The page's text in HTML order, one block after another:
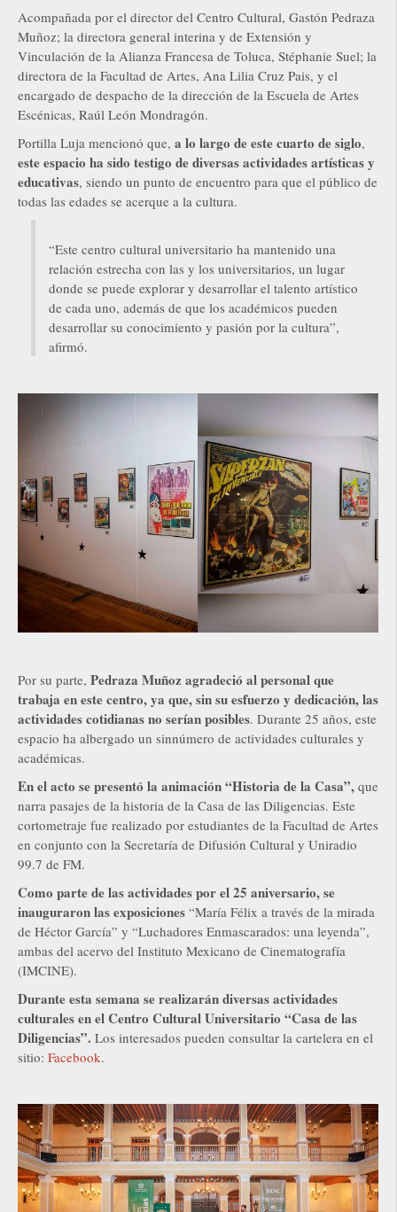
Acompañada por el director del Centro Cultural, Gastón Pedraza
Muñoz; la directora general interina y de Extensión y
Vinculación de la Alianza Francesa de Toluca, Stéphanie Suel; la
directora de la Facultad de Artes, Ana Lilia Cruz Pais, y el
encargado de despacho de la dirección de la Escuela de Artes
Escénicas, Raúl León Mondragón.
Portilla Luja mencionó que, a lo largo de este cuarto de siglo,
este espacio ha sido testigo de diversas actividades artísticas y
educativas, siendo un punto de encuentro para que el público de
todas las edades se acerque a la cultura.
“Este centro cultural universitario ha mantenido una
relación estrecha con las y los universitarios, un lugar
donde se puede explorar y desarrollar el talento artístico
de cada uno, además de que los académicos pueden
desarrollar su conocimiento y pasión por la cultura”,
afirmó.
Por su parte, Pedraza Muñoz agradeció al personal que
trabaja en este centro, ya que, sin su esfuerzo y dedicación, las
actividades cotidianas no serían posibles. Durante 25 años, este
espacio ha albergado un sinnúmero de actividades culturales y
académicas.
En el acto se presentó la animación “Historia de la Casa”, que
narra pasajes de la historia de la Casa de las Diligencias. Este
cortometraje fue realizado por estudiantes de la Facultad de Artes
en conjunto con la Secretaría de Difusión Cultural y Uniradio
99.7 de FM.
Como parte de las actividades por el 25 aniversario, se
inauguraron las exposiciones “María Félix a través de la mirada
de Héctor García” y “Luchadores Enmascarados: una leyenda”,
ambas del acervo del Instituto Mexicano de Cinematografía
(IMCINE).
Durante esta semana se realizarán diversas actividades
culturales en el Centro Cultural Universitario “Casa de las
Diligencias”. Los interesados pueden consultar la cartelera en el
sitio: Facebook.